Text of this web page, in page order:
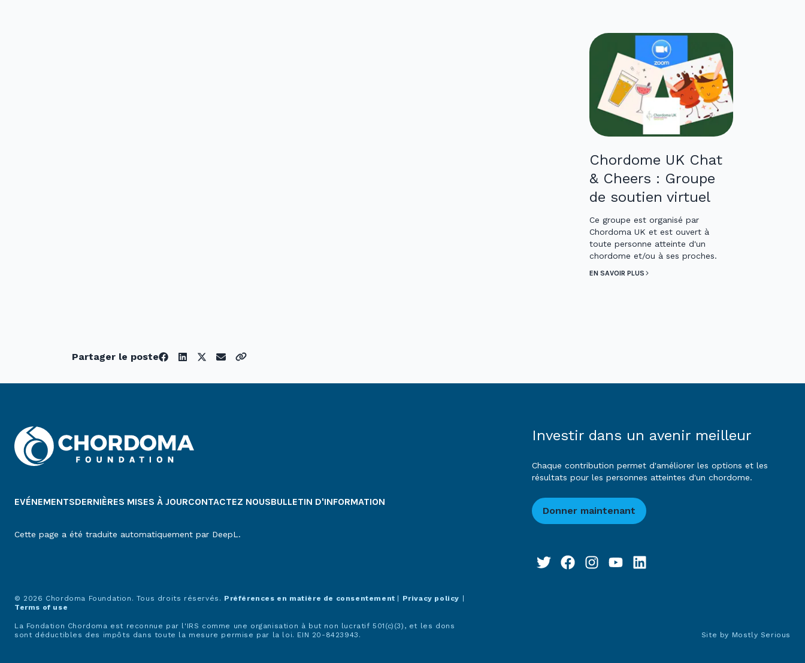
Chordome UK Chat
& Cheers : Groupe
de soutien virtuel
Ce groupe est organisé par
Chordoma UK et est ouvert à
toute personne atteinte d'un
chordome et/ou à ses proches.
EN SAVOIR PLUS
Partager le poste
EVÉNEMENTSDERNIÈRES MISES À JOURCONTACTEZ NOUSBULLETIN D'INFORMATION
Cette page a été traduite automatiquement par DeepL.
Investir dans un avenir meilleur
Chaque contribution permet d'améliorer les options et les
résultats pour les personnes atteintes d'un chordome.
Donner maintenant
© 2026 Chordoma Foundation. Tous droits réservés. Préférences en matière de consentement | Privacy policy |
Terms of use
La Fondation Chordoma est reconnue par l'IRS comme une organisation à but non lucratif 501(c)(3), et les dons
sont déductibles des impôts dans toute la mesure permise par la loi. EIN 20-8423943.
Site by Mostly Serious